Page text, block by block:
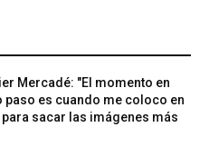
Mercadé: "El momento en
paso es cuando me coloco en
sacar las imágenes más